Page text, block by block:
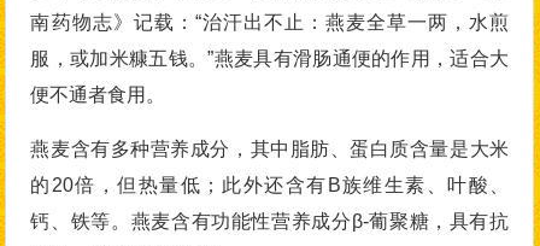
南药物志》记载：“治汗出不止：燕麦全草一两，水煎
服，或加米糠五钱。”燕麦具有滑肠通便的作用，适合大
便不通者食用。
燕麦含有多种营养成分，其中脂肪、蛋白质含量是大米
的20倍，但热量低；此外还含有B族维生素、叶酸、
钙、铁等。燕麦含有功能性营养成分β-葡聚糖，具有抗